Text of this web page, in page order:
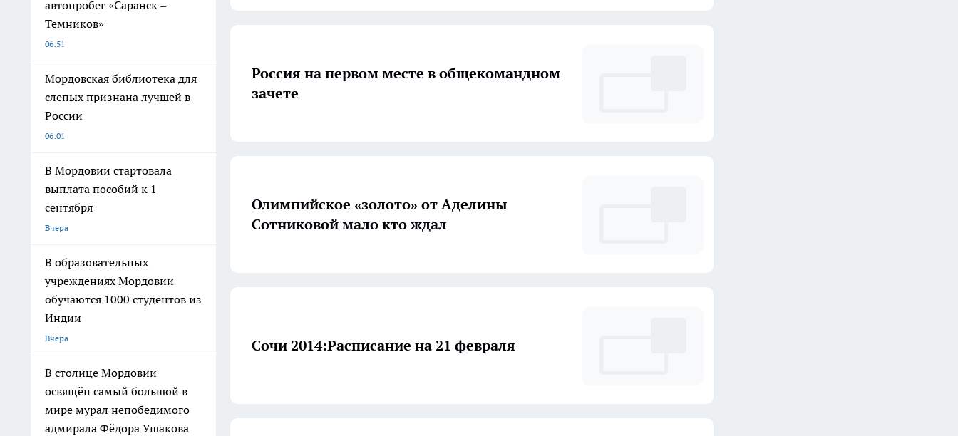
автопробег «Саранск –
Темников»
06:51
Мордовская библиотека для
слепых признана лучшей в
России
06:01
В Мордовии стартовала
выплата пособий к 1
сентября
Вчера
В образовательных
учреждениях Мордовии
обучаются 1000 студентов из
Индии
Вчера
В столице Мордовии
освящён самый большой в
мире мурал непобедимого
адмирала Фёдора Ушакова
Россия на первом месте в общекомандном
зачете
Олимпийское «золото» от Аделины
Сотниковой мало кто ждал
Сочи 2014:Расписание на 21 февраля